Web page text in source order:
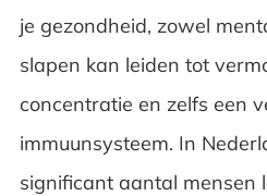
je gezondheid, zowel
slapen kan leiden tot
concentratie en zelfs een
immuunsysteem. In
significant aantal mensen